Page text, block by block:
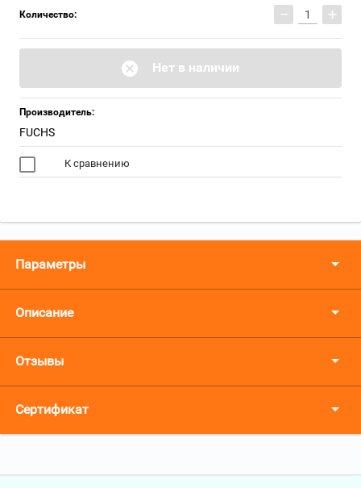
Количество: − +
Нет в наличии
Производитель:
FUCHS
К сравнению
Параметры
Описание
Отзывы
Сертификат